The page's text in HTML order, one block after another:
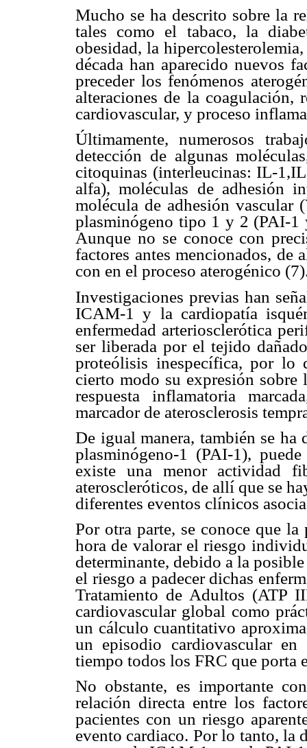
Mucho se ha descrito sobre la
tales como el tabaco, la
obesidad, la
década han aparecido nuevos
preceder los fenómenos
alteraciones de la
cardiovascular, y proceso
Últimamente, numerosos
detección de algunas
citoquinas (interleucinas: IL-
alfa), moléculas de adhesión
molécula de adhesión
plasminógeno tipo 1 y 2 (PAI-
Aunque no se conoce con
factores antes mencionados, de
con en el proceso aterogénico
Investigaciones previas han
ICAM-1 y la cardiopatía
enfermedad arteriosclerótica
ser liberada por el tejido
proteólisis inespecífica, por lo
cierto modo su expresión
respuesta inflamatoria
marcador de aterosclerosis
De igual manera, también se
plasminógeno-1 (PAI-1),
existe una menor actividad
ateroscleróticos, de allí que se
diferentes eventos clínicos
Por otra parte, se conoce que
hora de valorar el riesgo
determinante, debido a la
el riesgo a padecer dichas
Tratamiento de Adultos (ATP
cardiovascular global como
un cálculo cuantitativo
un episodio cardiovascular
tiempo todos los FRC que porta
No obstante, es importante
relación directa entre los
pacientes con un riesgo
evento cardiaco. Por lo tanto, la